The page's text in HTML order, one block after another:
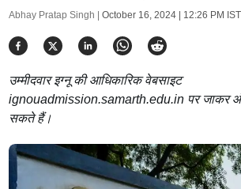
Abhay Pratap Singh | October 16, 2024 | 12:26 PM IST
उम्मीदवार इग्नू की आधिकारिक वेबसाइट
ignouadmission.samarth.edu.in पर जाकर
सकते हैं।